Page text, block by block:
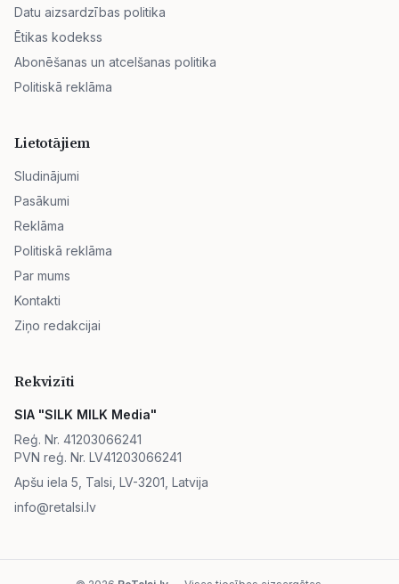
Datu aizsardzības politika
Ētikas kodekss
Abonēšanas un atcelšanas politika
Politiskā reklāma
Lietotājiem
Sludinājumi
Pasākumi
Reklāma
Politiskā reklāma
Par mums
Kontakti
Ziņo redakcijai
Rekvizīti
SIA "SILK MILK Media"
Reģ. Nr. 41203066241
PVN reģ. Nr. LV41203066241
Apšu iela 5, Talsi, LV-3201, Latvija
info@retalsi.lv